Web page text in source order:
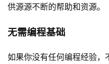
供源源不断的帮助和资源。
无需编程基础
如果你没有任何编程经验